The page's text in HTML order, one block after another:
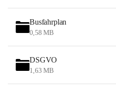
„ihre Wiener“. Seit 1960
Wochenendhäuser im
waldreichen Jagdgebietes
Das Wandern ist aus
Tätigkeit. Das hügelige Gebiet
Wiesen, Wälder und
Busfahrplan
0,58 MB
DSGVO
1,63 MB